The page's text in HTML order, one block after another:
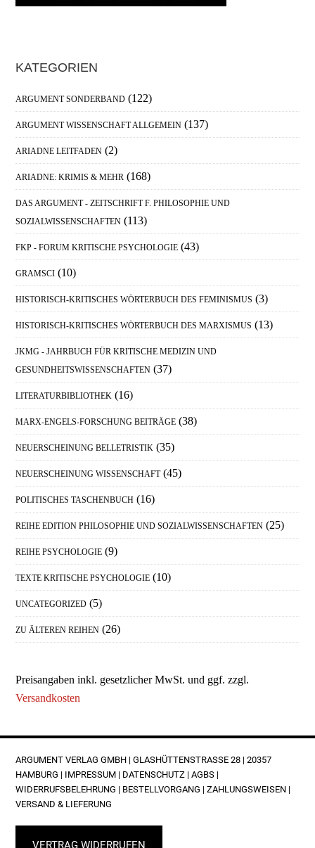
Haupt-
Sidebar
KATEGORIEN
ARGUMENT SONDERBAND (122)
ARGUMENT WISSENSCHAFT ALLGEMEIN (137)
ARIADNE LEITFADEN (2)
ARIADNE: KRIMIS & MEHR (168)
DAS ARGUMENT - ZEITSCHRIFT F. PHILOSOPHIE UND
SOZIALWISSENSCHAFTEN (113)
FKP - FORUM KRITISCHE PSYCHOLOGIE (43)
GRAMSCI (10)
HISTORISCH-KRITISCHES WÖRTERBUCH DES FEMINISMUS (3)
HISTORISCH-KRITISCHES WÖRTERBUCH DES MARXISMUS (13)
JKMG - JAHRBUCH FÜR KRITISCHE MEDIZIN UND
GESUNDHEITSWISSENSCHAFTEN (37)
LITERATURBIBLIOTHEK (16)
MARX-ENGELS-FORSCHUNG BEITRÄGE (38)
NEUERSCHEINUNG BELLETRISTIK (35)
NEUERSCHEINUNG WISSENSCHAFT (45)
POLITISCHES TASCHENBUCH (16)
REIHE EDITION PHILOSOPHIE UND SOZIALWISSENSCHAFTEN (25)
REIHE PSYCHOLOGIE (9)
TEXTE KRITISCHE PSYCHOLOGIE (10)
UNCATEGORIZED (5)
ZU ÄLTEREN REIHEN (26)
Preisangaben inkl. gesetzlicher MwSt. und ggf. zzgl.
Versandkosten
FOOTER
ARGUMENT VERLAG GMBH | GLASHÜTTENSTRASSE 28 | 20357 H
AMBURG | IMPRESSUM | DATENSCHUTZ |AGBS |
WIDERRUFSBELEHRUNG | BESTELLVORGANG |ZAHLUNGSWEISEN |
VERSAND & LIEFERUNG
VERTRAG WIDERRUFEN